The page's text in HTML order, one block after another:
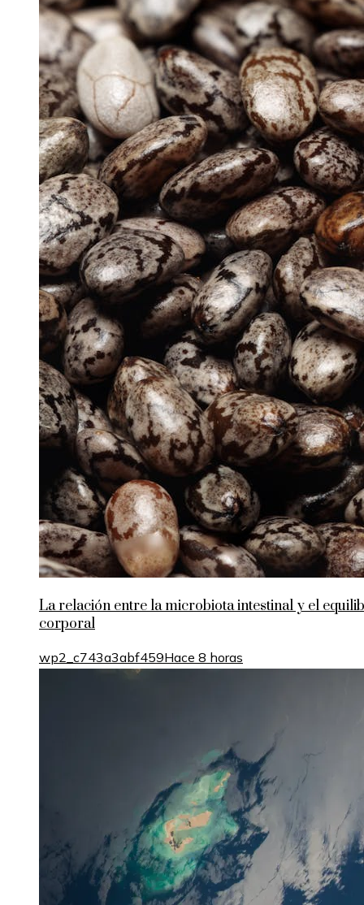
La relación entre la microbiota intestinal y el
corporal
wp2_c743a3abf459Hace 8 horas